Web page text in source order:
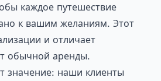
каждое путешествие
к вашим желаниям. Этот
и отличает
обычной аренды.
значение: наши клиенты